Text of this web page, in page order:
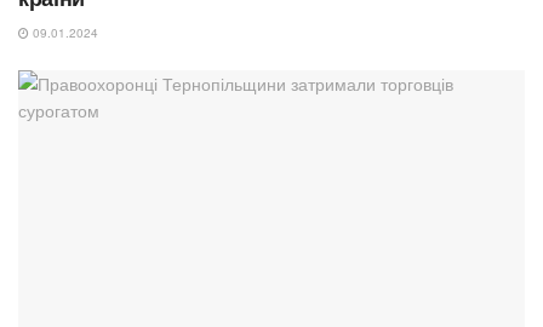
09.01.2024